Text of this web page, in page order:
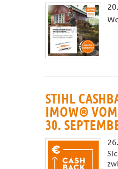
STIHL
IMOW®
30.